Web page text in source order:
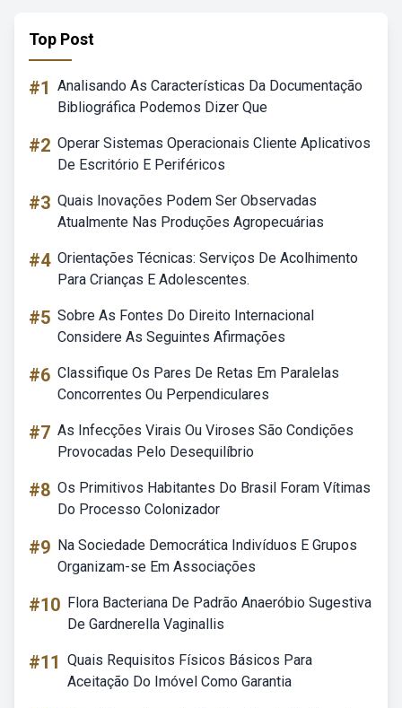
Top Post
#1 Analisando As Características Da Documentação
Bibliográfica Podemos Dizer Que
#2 Operar Sistemas Operacionais Cliente Aplicativos
De Escritório E Periféricos
#3 Quais Inovações Podem Ser Observadas
Atualmente Nas Produções Agropecuárias
#4 Orientações Técnicas: Serviços De Acolhimento
Para Crianças E Adolescentes.
#5 Sobre As Fontes Do Direito Internacional
Considere As Seguintes Afirmações
#6 Classifique Os Pares De Retas Em Paralelas
Concorrentes Ou Perpendiculares
#7 As Infecções Virais Ou Viroses São Condições
Provocadas Pelo Desequilíbrio
#8 Os Primitivos Habitantes Do Brasil Foram Vítimas
Do Processo Colonizador
#9 Na Sociedade Democrática Indivíduos E Grupos
Organizam-se Em Associações
#10 Flora Bacteriana De Padrão Anaeróbio Sugestiva
De Gardnerella Vaginallis
#11 Quais Requisitos Físicos Básicos Para
Aceitação Do Imóvel Como Garantia